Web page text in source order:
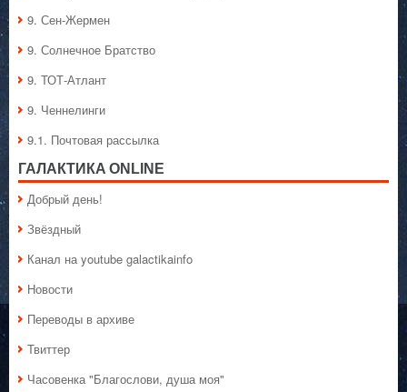
9. Сен-Жермен
9. Солнечное Братство
9. ТОТ-Атлант
9. Ченнелинги
9.1. Почтовая рассылка
ГАЛАКТИКA ONLINE
Добрый день!
Звёздный
Канал на youtube galactikainfo
Новости
Переводы в архиве
Твиттер
Часовенка "Благослови, душа моя"